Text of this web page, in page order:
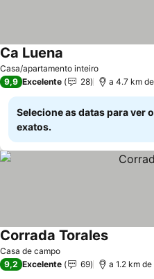
Casa/apartamento inteiro
Ca Luena
9,9 Excelente 28 a 4.7 km
Selecione as datas para ver
exatos.
Casa de campo
Corrada ToralesVer
9,2 Excelente 69 a 1.2 km